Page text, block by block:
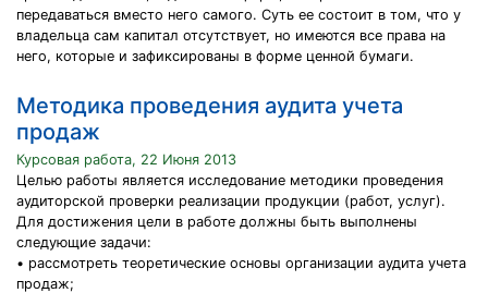
передаваться вместо него самого. Суть ее состоит в том, что у
владельца сам капитал отсутствует, но имеются все права на
него, которые и зафиксированы в форме ценной бумаги.
Методика проведения аудита учета
продаж
Курсовая работа, 22 Июня 2013
Целью работы является исследование методики проведения
аудиторской проверки реализации продукции (работ, услуг).
Для достижения цели в работе должны быть выполнены
следующие задачи:
• рассмотреть теоретические основы организации аудита учета
продаж;